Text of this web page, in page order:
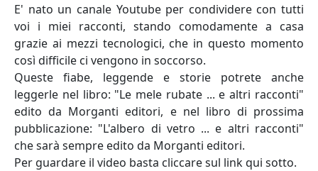
E' nato un canale Youtube per condividere con tutti
voi i miei racconti, stando comodamente a casa
grazie ai mezzi tecnologici, che in questo momento
così difficile ci vengono in soccorso.
Queste fiabe, leggende e storie potrete anche
leggerle nel libro: "Le mele rubate ... e altri racconti"
edito da Morganti editori, e nel libro di prossima
pubblicazione: "L'albero di vetro ... e altri racconti"
che sarà sempre edito da Morganti editori.
Per guardare il video basta cliccare sul link qui sotto.